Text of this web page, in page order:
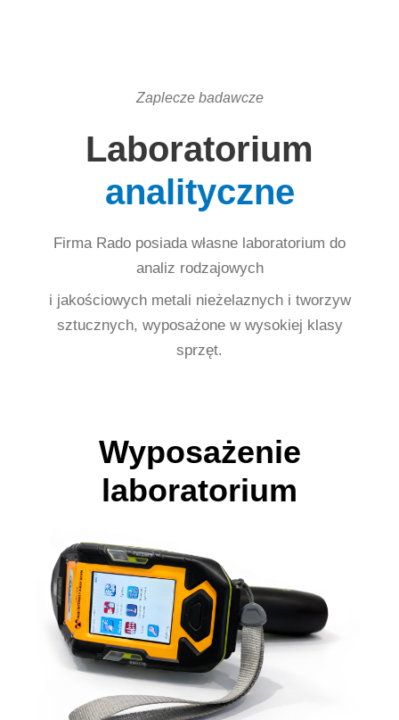
Zaplecze badawcze
Laboratorium
analityczne
Firma Rado posiada własne laboratorium do
analiz rodzajowych
i jakościowych metali nieżelaznych i tworzyw
sztucznych, wyposażone w wysokiej klasy
sprzęt.
Wyposażenie
laboratorium